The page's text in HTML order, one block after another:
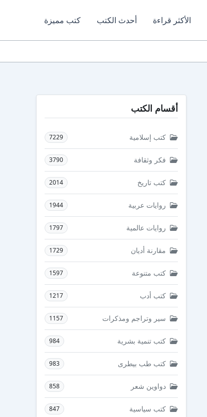
الأكثر قراءة أحدث الكتب كتب مميزة
أقسام الكتب
كتب إسلامية 7229
فكر وثقافة 3790
كتب تاريخ 2014
روايات عربية 1944
روايات عالمية 1797
مقارنة أديان 1729
كتب متنوعة 1597
كتب أدب 1217
سير وتراجم ومذكرات 1157
كتب تنمية بشرية 984
كتب طب بيطرى 983
دواوين شعر 858
كتب سياسية 847